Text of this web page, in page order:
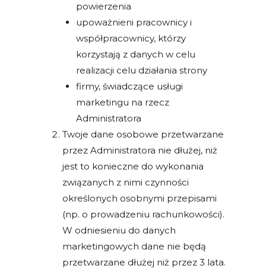
powierzenia
upoważnieni pracownicy i
współpracownicy, którzy
korzystają z danych w celu
realizacji celu działania strony
firmy, świadczące usługi
marketingu na rzecz
Administratora
Twoje dane osobowe przetwarzane
przez Administratora nie dłużej, niż
jest to konieczne do wykonania
związanych z nimi czynności
określonych osobnymi przepisami
(np. o prowadzeniu rachunkowości).
W odniesieniu do danych
marketingowych dane nie będą
przetwarzane dłużej niż przez 3 lata.